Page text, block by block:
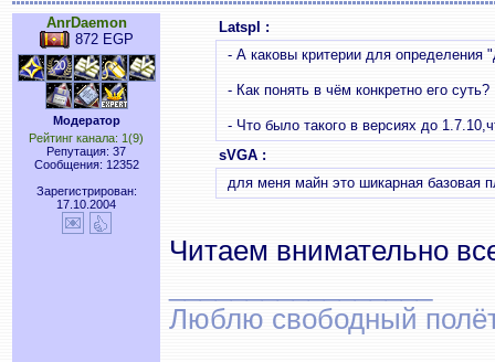
AnrDaemon
872 EGP
Модератор
Рейтинг канала: 1(9)
Репутация: 37
Сообщения: 12352
Зарегистрирован:
17.10.2004
Latspl :
- А каковы критерии для определения
- Как понять в чём конкретно его суть?
- Что было такого в версиях до
sVGA :
для меня майн это шикарная базовая
Читаем внимательно
Люблю свободный